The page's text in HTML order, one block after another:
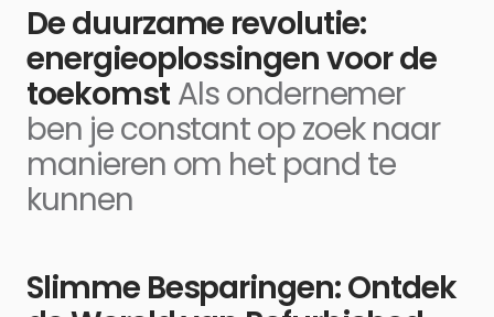
De duurzame revolutie:
energieoplossingen voor de
toekomst Als ondernemer
ben je constant op zoek naar
manieren om het pand te
kunnen
Slimme Besparingen: Ontdek